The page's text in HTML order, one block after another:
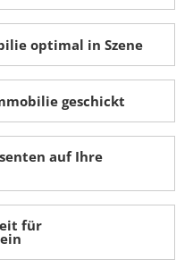
optimal in Szene
geschickt
auf Ihre
für